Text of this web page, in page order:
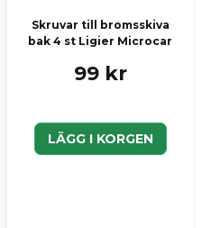
Skruvar till bromsskiva
bak 4 st Ligier Microcar
99 kr
LÄGG I KORGEN